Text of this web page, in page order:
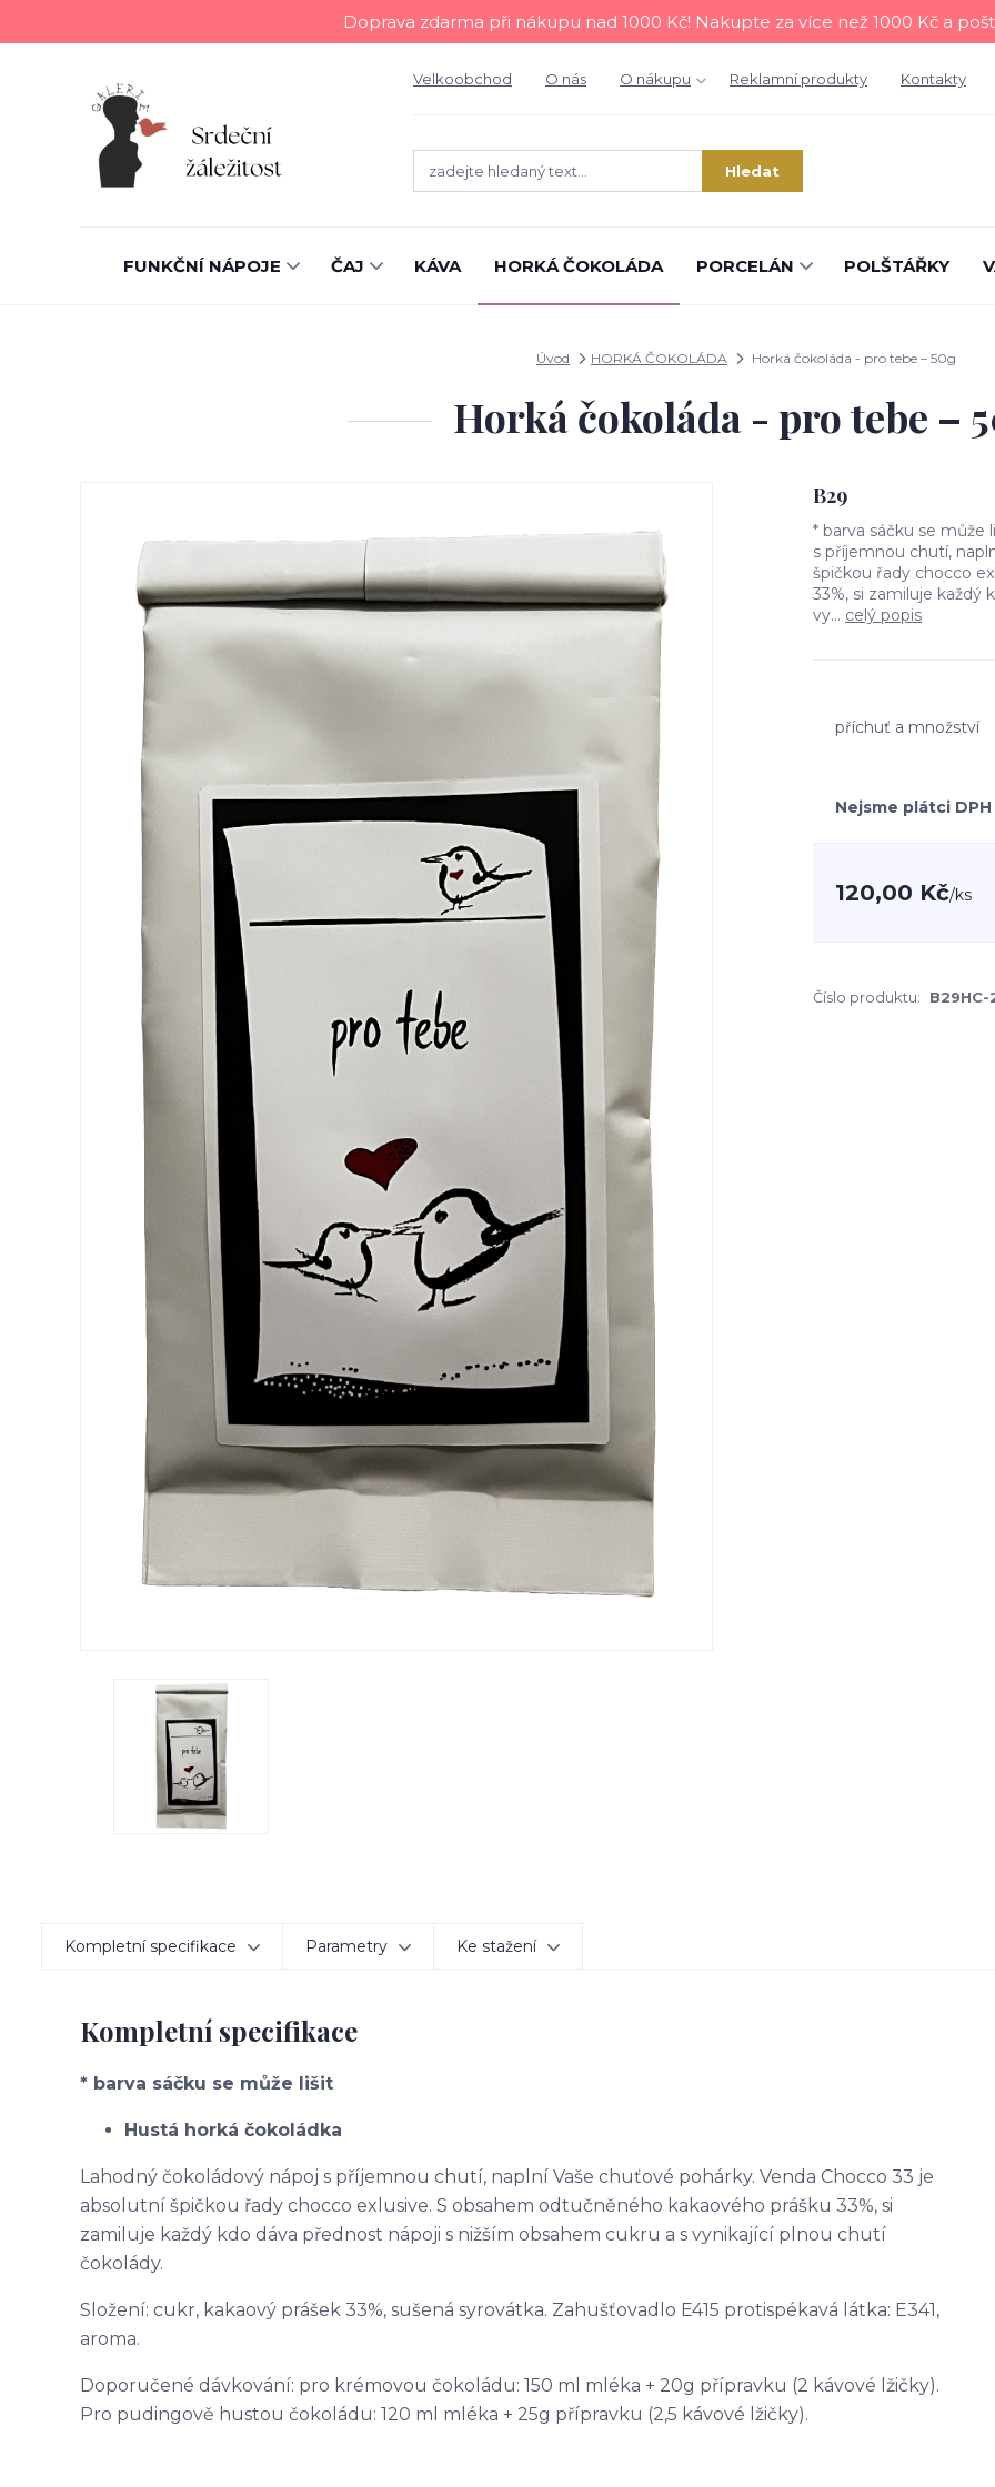
Doprava zdarma při nákupu nad 1000 Kč! Nakupte za více než 1000 Kč a
Velkoobchod O nás O nákupu Reklamní produkty Kontakty
Hledat
FUNKČNÍ NÁPOJE ČAJ KÁVA HORKÁ ČOKOLÁDA PORCELÁN POLŠTÁŘKY
Úvod HORKÁ ČOKOLÁDA Horká čokoláda - pro tebe – 50g
Horká čokoláda - pro tebe –
B29
* barva sáčku se může
s příjemnou chutí,
špičkou řady chocco
33%, si zamiluje každý
vy... celý popis
příchuť a množství
Nejsme plátci DPH
120,00 Kč/ks
Číslo produktu: B29HC-
Kompletní specifikace Parametry Ke stažení
Kompletní specifikace
* barva sáčku se může lišit
Hustá horká čokoládka
Lahodný čokoládový nápoj s příjemnou chutí, naplní Vaše chuťové pohárky. Venda Chocco 33 je
absolutní špičkou řady chocco exlusive. S obsahem odtučněného kakaového prášku 33%, si
zamiluje každý kdo dáva přednost nápoji s nižším obsahem cukru a s vynikající plnou chutí
čokolády.
Složení: cukr, kakaový prášek 33%, sušená syrovátka. Zahušťovadlo E415 protispékavá látka: E341,
aroma.
Doporučené dávkování: pro krémovou čokoládu: 150 ml mléka + 20g přípravku (2 kávové lžičky).
Pro pudingově hustou čokoládu: 120 ml mléka + 25g přípravku (2,5 kávové lžičky).